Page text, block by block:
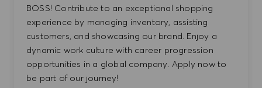
BOSS! Contribute to an exceptional shopping
experience by managing inventory, assisting
customers, and showcasing our brand. Enjoy a
dynamic work culture with career progression
opportunities in a global company. Apply now to
be part of our journey!